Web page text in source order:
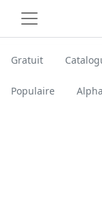
Gratuit
Populaire